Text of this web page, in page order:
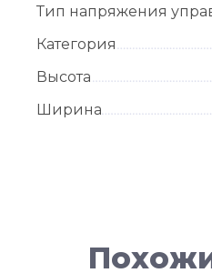
Тип напряжения
Категория
Высота
Ширина